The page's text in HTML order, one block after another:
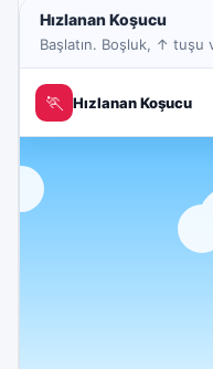
Hızlanan Koşucu
Başlatın. Boşluk, ↑ tuşu